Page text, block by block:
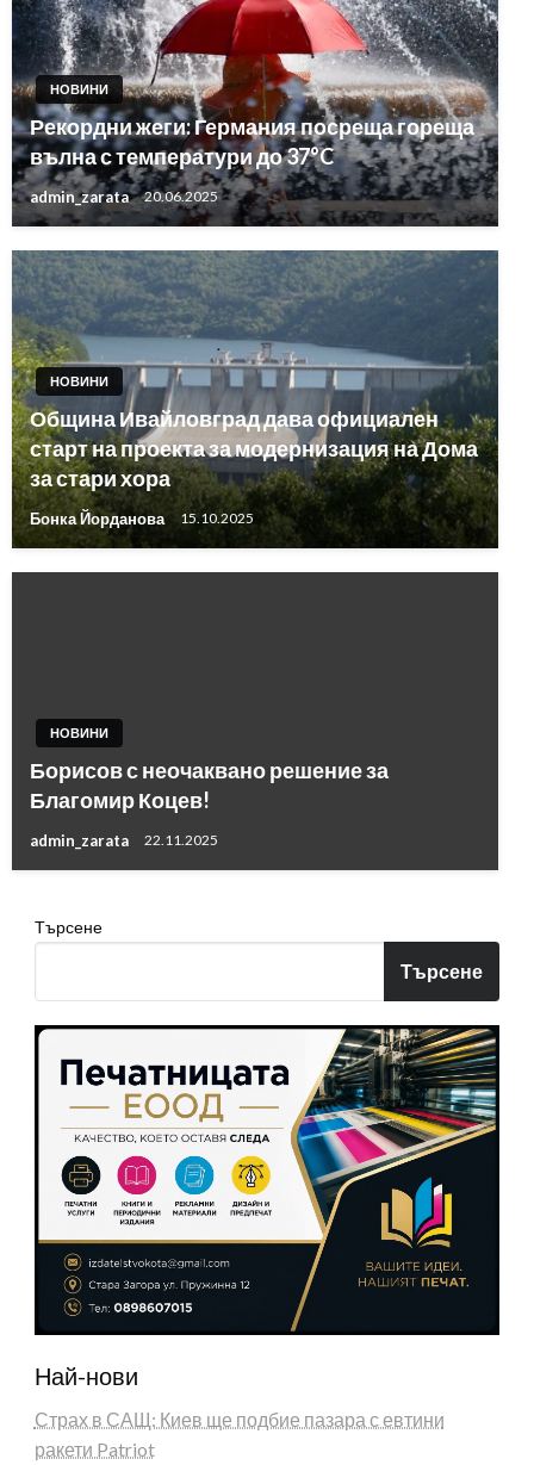
НОВИНИ
Рекордни жеги: Германия посреща гореща
вълна с температури до 37°C
admin_zarata 20.06.2025
НОВИНИ
Община Ивайловград дава официален
старт на проекта за модернизация на Дома
за стари хора
Бонка Йорданова 15.10.2025
НОВИНИ
Борисов с неочаквано решение за
Благомир Коцев!
admin_zarata 22.11.2025
Търсене
Търсене
Най-нови
Страх в САЩ: Киев ще подбие пазара с евтини
ракети Patriot